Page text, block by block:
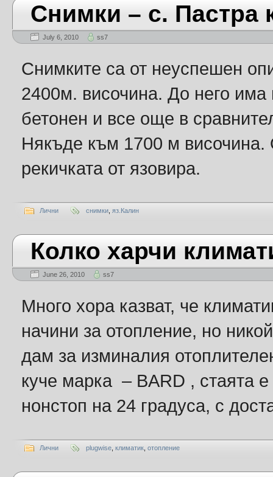
Снимки – с. Пастра
July 6, 2010 ss7
Снимките са от неуспешен
2400м. височина. До него
бетонен и все още в
Някъде към 1700 м височина.
рекичката от язовира.
Лични снимки яз.Калин
Колко харчи
June 26, 2010 ss7
Много хора казват, че
начини за отопление, но
дам за изминалия
куче марка – BARD , стаята
нонстоп на 24 градуса, с
Лични plugwise климатик отопление